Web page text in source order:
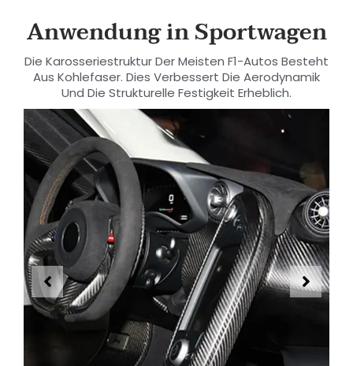
Anwendung in Sportwagen
Die Karosseriestruktur Der Meisten F1-Autos Besteht
Aus Kohlefaser. Dies Verbessert Die Aerodynamik
Und Die Strukturelle Festigkeit Erheblich.